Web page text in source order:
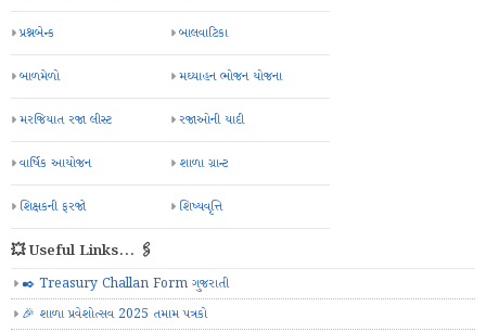
પ્રશ્નબેન્ક બાલવાટિકા
બાળમેળો મઘ્યાહન ભોજન યોજના
મરજિયાત રજા લીસ્ટ રજાઓની યાદી
વાર્ષિક આયોજન શાળા ગ્રાન્ટ
શિક્ષકની ફરજો શિષ્યવૃત્તિ
💥 Useful Links... 🖇️
✒️ Treasury Challan Form ગુજરાતી
🎉 શાળા પ્રવેશોત્સવ 2025 તમામ પત્રકો